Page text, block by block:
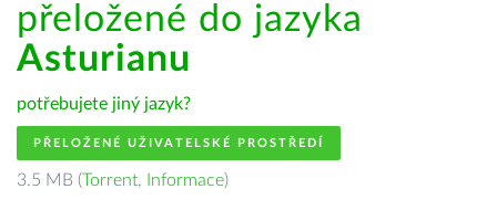
přeložené do jazyka
Asturianu
potřebujete jiný jazyk?
PŘELOŽENÉ UŽIVATELSKÉ PROSTŘEDÍ
3.5 MB (Torrent, Informace)